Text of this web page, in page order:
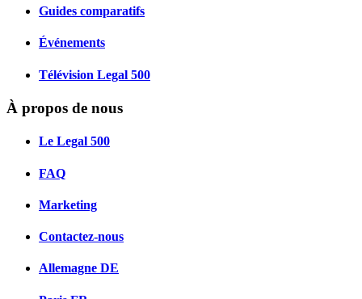
Guides comparatifs
Événements
Télévision Legal 500
À propos de nous
Le Legal 500
FAQ
Marketing
Contactez-nous
Allemagne DE